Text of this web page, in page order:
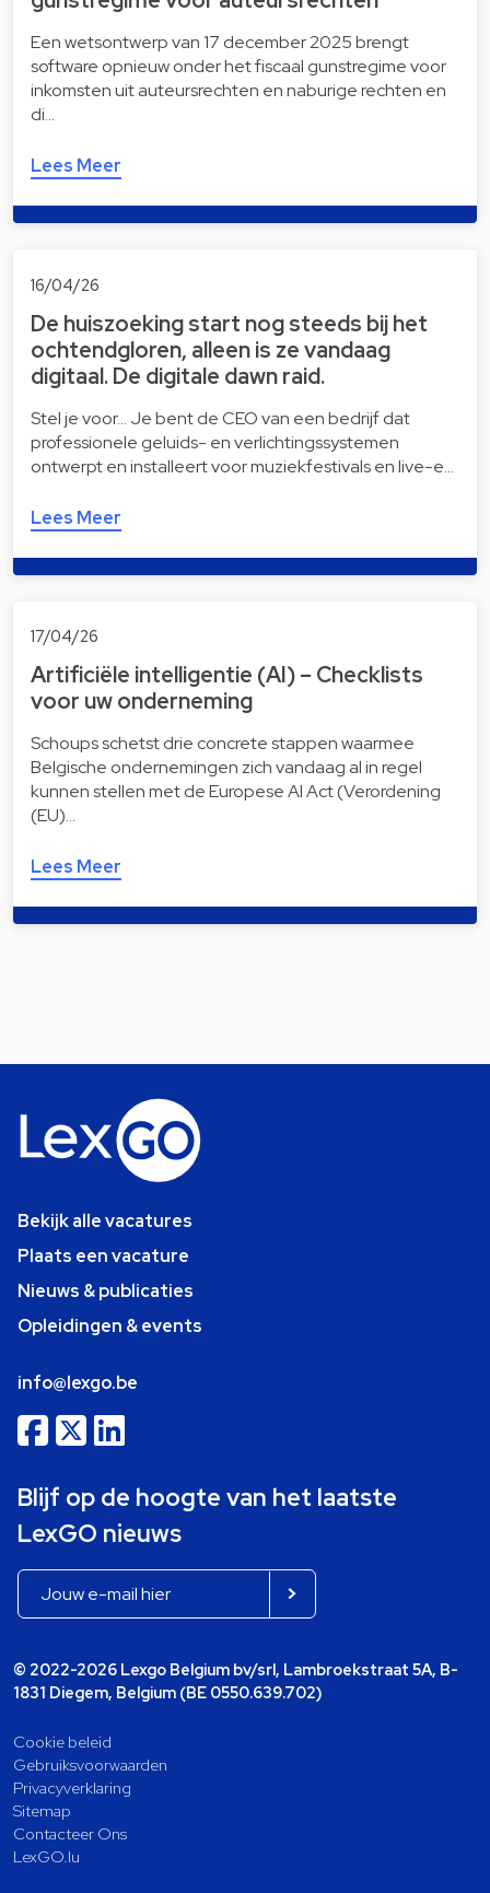
Een wetsontwerp van 17 december 2025 brengt
software opnieuw onder het fiscaal gunstregime voor
inkomsten uit auteursrechten en naburige rechten en
di…
Lees Meer
16/04/26
De huiszoeking start nog steeds bij het
ochtendgloren, alleen is ze vandaag
digitaal. De digitale dawn raid.
Stel je voor… Je bent de CEO van een bedrijf dat
professionele geluids- en verlichtingssystemen
ontwerpt en installeert voor muziekfestivals en live-e…
Lees Meer
17/04/26
Artificiële intelligentie (AI) – Checklists
voor uw onderneming
Schoups schetst drie concrete stappen waarmee
Belgische ondernemingen zich vandaag al in regel
kunnen stellen met de Europese AI Act (Verordening
(EU)…
Lees Meer
Bekijk alle vacatures
Plaats een vacature
Nieuws & publicaties
Opleidingen & events
info@lexgo.be
Blijf op de hoogte van het laatste
LexGO nieuws
© 2022-2026 Lexgo Belgium bv/srl, Lambroekstraat 5A, B-
1831 Diegem, Belgium (BE 0550.639.702)
Cookie beleid
Gebruiksvoorwaarden
Privacyverklaring
Sitemap
Contacteer Ons
LexGO.lu